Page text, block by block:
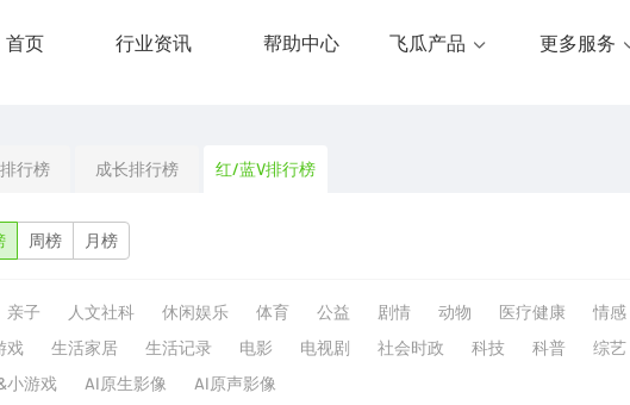
首页 行业资讯 帮助中心 飞瓜产品 更多服务
行榜 成长排行榜 红/蓝V排行榜
周榜 月榜
亲子 人文社科 休闲娱乐 体育 公益 剧情 动物 医疗健康 情感
戏 生活家居 生活记录 电影 电视剧 社会时政 科技 科普 综艺
小游戏 AI原生影像 AI原声影像